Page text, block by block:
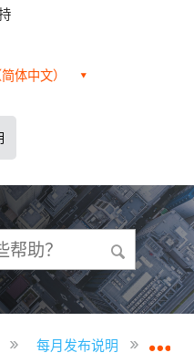
体中文）
每月发布说明